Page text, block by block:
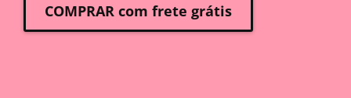
COMPRAR com frete grátis